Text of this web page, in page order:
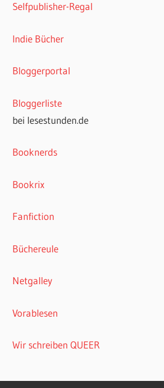
Selfpublisher-Regal
Indie Bücher
Bloggerportal
Bloggerliste
bei lesestunden.de
Booknerds
Bookrix
Fanfiction
Büchereule
Netgalley
Vorablesen
Wir schreiben QUEER